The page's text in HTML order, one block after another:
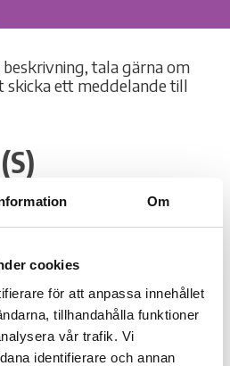
Om
cookies
för att anpassa innehållet
tillhandahålla funktioner
vår trafik. Vi
identifierare och annan